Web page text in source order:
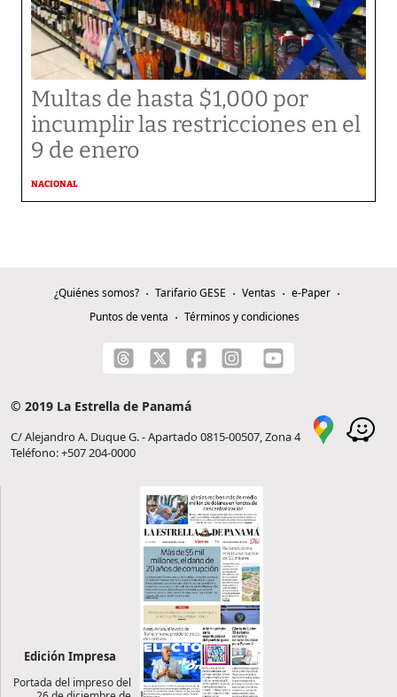
Multas de hasta $1,000 por
incumplir las restricciones en el
9 de enero
NACIONAL
¿Quiénes somos? Tarifario GESE Ventas
e-Paper
Puntos de venta
Términos y condiciones
© 2019 La Estrella de Panamá
C/ Alejandro A. Duque G. - Apartado 0815-00507, Zona 4
Teléfono: +507 204-0000
Edición Impresa
Portada del impreso del